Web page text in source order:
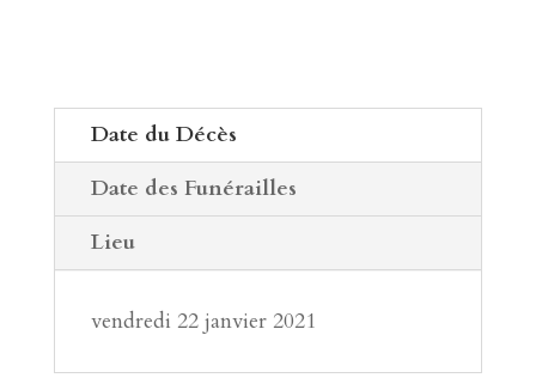
Date du Décès
Date des Funérailles
Lieu
vendredi 22 janvier 2021